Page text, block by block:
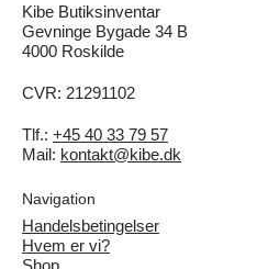
Kibe Butiksinventar
Gevninge Bygade 34 B
4000 Roskilde
CVR: 21291102
Tlf.: +45 40 33 79 57
Mail: kontakt@kibe.dk
Navigation
Handelsbetingelser
Hvem er vi?
Shop